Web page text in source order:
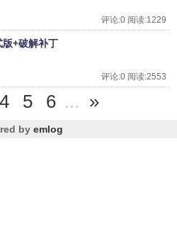
评论:0 阅读:1229
+破解补丁
评论:0 阅读:2553
4 5 6 ... »
by emlog